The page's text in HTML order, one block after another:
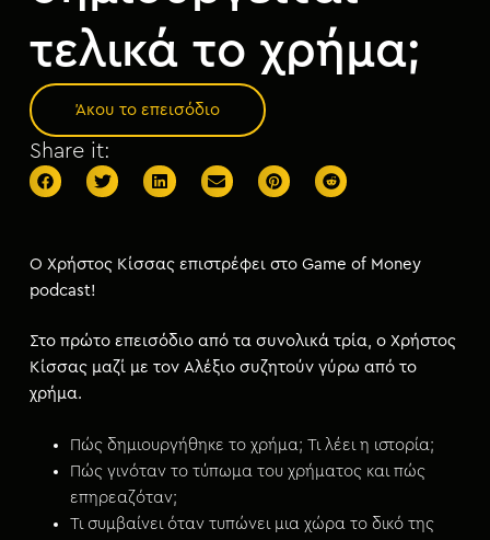
τελικά το χρήμα;
Άκου το επεισόδιο
Share it:
Ο Χρήστος Κίσσας επιστρέφει στο Game of Money
podcast!
Στο πρώτο επεισόδιο από τα συνολικά τρία, ο Χρήστος
Κίσσας μαζί με τον Αλέξιο συζητούν γύρω από το
χρήμα.
Πώς δημιουργήθηκε το χρήμα; Τι λέει η ιστορία;
Πώς γινόταν το τύπωμα του χρήματος και πώς
επηρεαζόταν;
Τι συμβαίνει όταν τυπώνει μια χώρα το δικό της